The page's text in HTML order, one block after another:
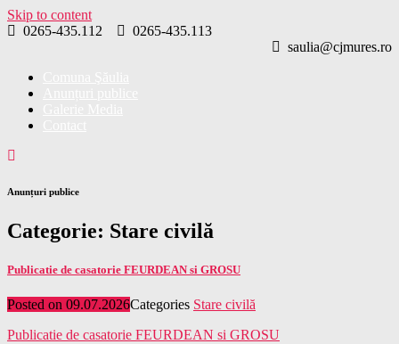
Skip to content
0265-435.112
0265-435.113
saulia@cjmures.ro
Anunțuri publice
Categorie: Stare civilă
Publicatie de casatorie FEURDEAN si GROSU
Posted on 09.07.2026Categories Stare civilă
Publicatie de casatorie FEURDEAN si GROSU